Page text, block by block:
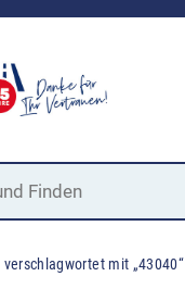
verschlagwortet mit „43040“